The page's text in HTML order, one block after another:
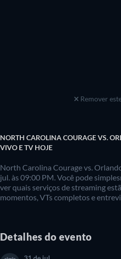
Remover
NORTH CAROLINA COURAGE VS.
VIVO E TV HOJE
North Carolina Courage vs.
jul. às 09:00 PM. Você pode
ver quais serviços de streaming
momentos, VTs completos e
Detalhes do evento